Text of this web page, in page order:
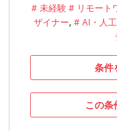
# 未経験 # リモート
ザイナー, # AI・人